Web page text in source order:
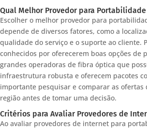
Qual Melhor Provedor para
Escolher o melhor provedor para
depende de diversos fatores, como a
qualidade do serviço e o suporte ao cliente.
conhecidos por oferecerem boas opções de
grandes operadoras de fibra óptica que
infraestrutura robusta e oferecem pacotes
importante pesquisar e comparar as ofertas
região antes de tomar uma decisão.
Critérios para Avaliar Provedores de
Ao avaliar provedores de internet para